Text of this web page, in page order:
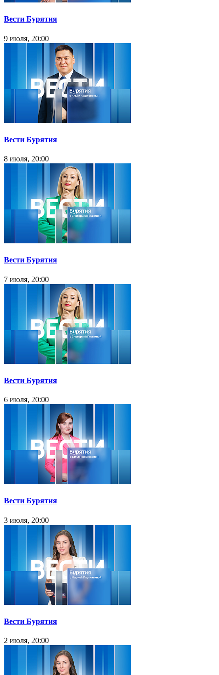
Вести Бурятия
9 июля, 20:00
Вести Бурятия
8 июля, 20:00
Вести Бурятия
7 июля, 20:00
Вести Бурятия
6 июля, 20:00
Вести Бурятия
3 июля, 20:00
Вести Бурятия
2 июля, 20:00